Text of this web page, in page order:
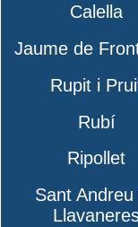
Calella
Jaume de
Rupit i
Rubí
Ripollet
Sant Andreu